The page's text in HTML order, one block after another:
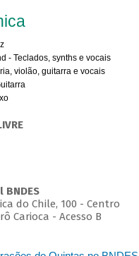
- Teclados, synths e vocais
violão, guitarra e vocais
do Chile, 100 - Centro
Carioca - Acesso B